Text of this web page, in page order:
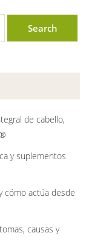
de cabello,
y suplementos
cómo actúa desde
causas y